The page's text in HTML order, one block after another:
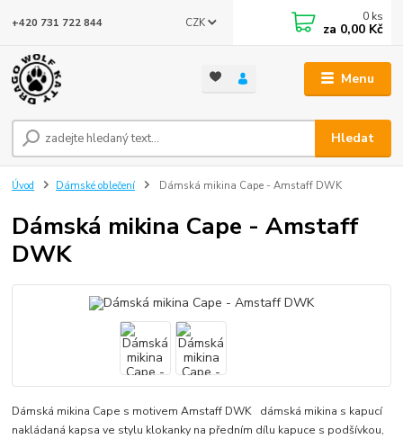
Menu
CZK
Hledat
+420 731 722 844 0 ks
za 0,00 Kč
Úvod Dámské oblečení Dámská mikina Cape - Amstaff DWK
Dámská mikina Cape - Amstaff
DWK
Dámská mikina Cape s motivem Amstaff DWK dámská mikina s kapucí
nakládaná kapsa ve stylu klokanky na předním dílu kapuce s podšívkou,